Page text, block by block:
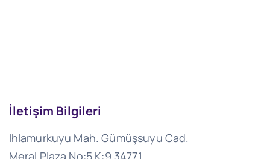
İletişim Bilgileri
Ihlamurkuyu Mah. Gümüşsuyu Cad.
Meral Plaza No:5 K:9 34771